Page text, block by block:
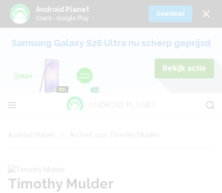
Android Planet
Gratis - Google Play
Download
Samsung Galaxy S26 Ultra nu scherp geprijsd
Bekijk actie
Timothy Mulder